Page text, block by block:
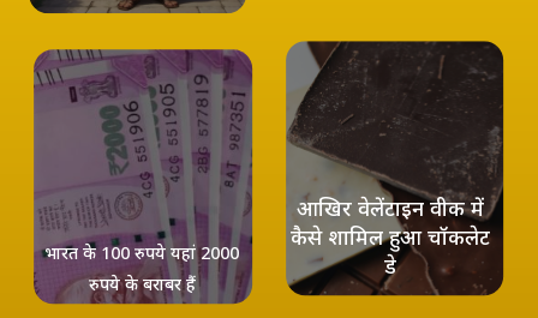
भारत के 100 रुपये यहां 2000
रुपये के बराबर हैं
आखिर वेलेंटाइन वीक में
कैसे शामिल हुआ चॉकलेट
डे